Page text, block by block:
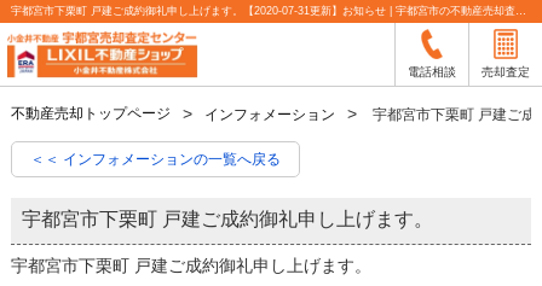
宇都宮市下栗町 戸建ご成約御礼申し上げます。【2020-07-31更新】お知らせ | 宇都宮市の不動産売却査定なら小金井不動産
電話相談 売却査定
不動産売却トップページ インフォメーション 宇都宮市下栗町 戸建ご成
＜＜ インフォメーションの一覧へ戻る
宇都宮市下栗町 戸建ご成約御礼申し上げます。
宇都宮市下栗町 戸建ご成約御礼申し上げます。